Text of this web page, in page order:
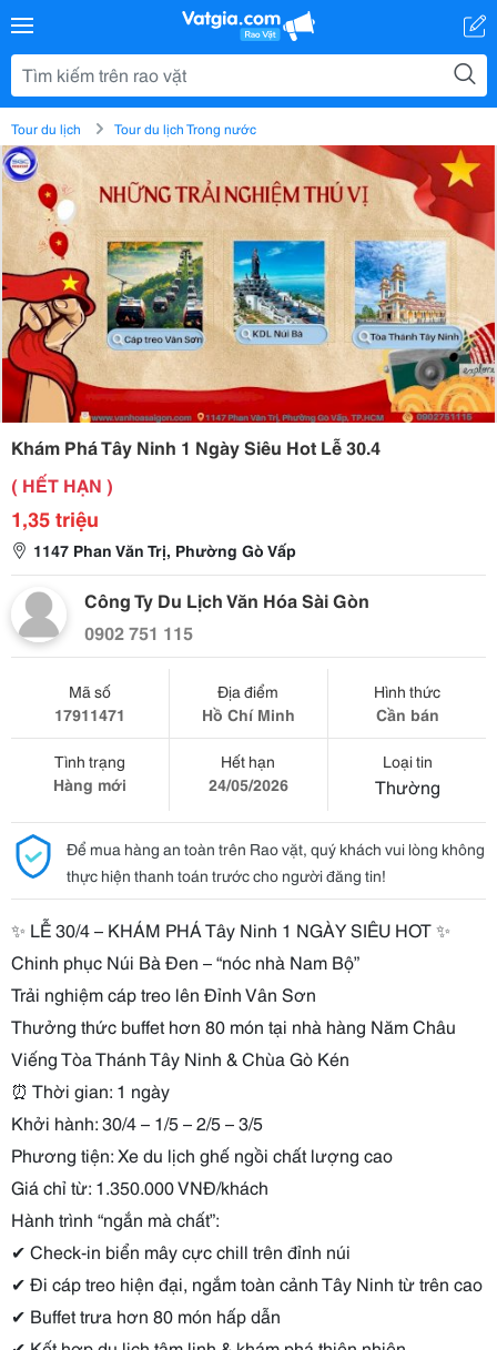
Tour du lịch Tour du lịch Trong nước
Khám Phá Tây Ninh 1 Ngày Siêu Hot Lễ 30.4
( HẾT HẠN )
1,35 triệu
1147 Phan Văn Trị, Phường Gò Vấp
Công Ty Du Lịch Văn Hóa Sài Gòn
0902 751 115
Mã số
17911471
Địa điểm
Hồ Chí Minh
Hình thức
Cần bán
Tình trạng
Hàng mới
Hết hạn
24/05/2026
Loại tin
Thường
Để mua hàng an toàn trên Rao vặt, quý khách vui lòng không
thực hiện thanh toán trước cho người đăng tin!
✨ LỄ 30/4 – KHÁM PHÁ Tây Ninh 1 NGÀY SIÊU HOT ✨
Chinh phục Núi Bà Đen – “nóc nhà Nam Bộ”
Trải nghiệm cáp treo lên Đỉnh Vân Sơn
Thưởng thức buffet hơn 80 món tại nhà hàng Năm Châu
Viếng Tòa Thánh Tây Ninh & Chùa Gò Kén
⏰ Thời gian: 1 ngày
Khởi hành: 30/4 – 1/5 – 2/5 – 3/5
Phương tiện: Xe du lịch ghế ngồi chất lượng cao
Giá chỉ từ: 1.350.000 VNĐ/khách
Hành trình “ngắn mà chất”:
✔ Check-in biển mây cực chill trên đỉnh núi
✔ Đi cáp treo hiện đại, ngắm toàn cảnh Tây Ninh từ trên cao
✔ Buffet trưa hơn 80 món hấp dẫn